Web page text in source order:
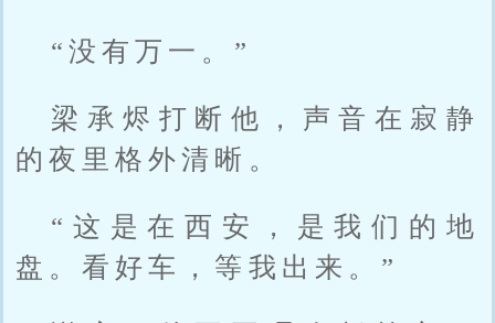
“没有万一。”
梁承烬打断他，声音在寂静
的夜里格外清晰。
“这是在西安，是我们的地
盘。看好车，等我出来。”